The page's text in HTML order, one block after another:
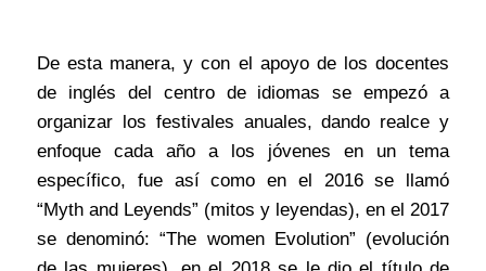
De esta manera, y con el apoyo de los docentes
de inglés del centro de idiomas se empezó a
organizar los festivales anuales, dando realce y
enfoque cada año a los jóvenes en un tema
específico, fue así como en el 2016 se llamó
“Myth and Leyends” (mitos y leyendas), en el 2017
se denominó: “The women Evolution” (evolución